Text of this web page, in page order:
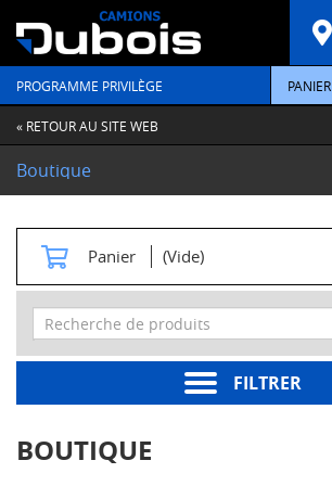
PROGRAMME PRIVILÈGE PANIER
« RETOUR AU SITE WEB
Boutique
Panier (Vide)
FILTRER
C
A
T
É
G
O
R
E
S
t
e
r
moteur
BOUTIQUE